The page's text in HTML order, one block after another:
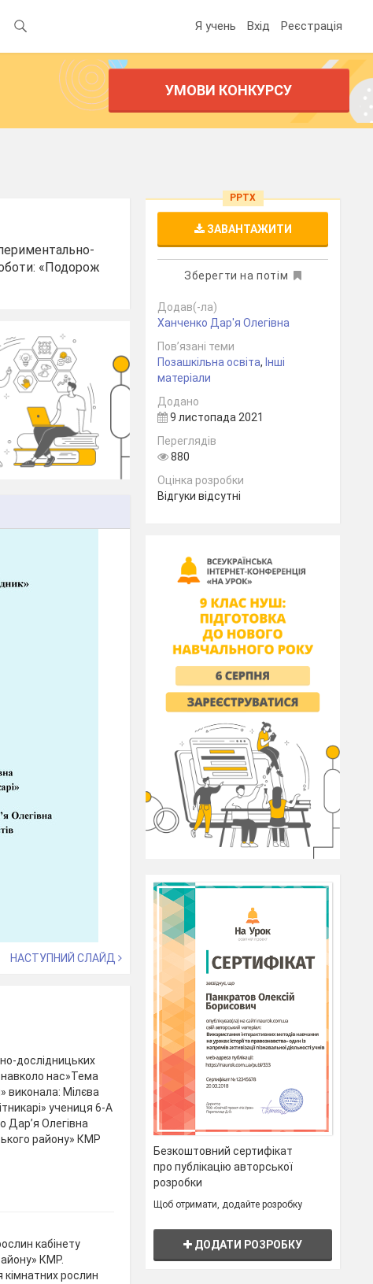
Я учень Вхід Реєстрація
УМОВИ КОНКУРСУ
«Подорож
НАСТУПНИЙ СЛАЙД
дослідницьких
нас»Тема
виконала: Мілєва
учениця 6-А
Дар’я Олегівна
району» КМР
кабінету
КМР.
рослин
PPTX
ЗАВАНТАЖИТИ
Зберегти на потім
Додав(-ла)
Ханченко Дар'я Олегівна
Пов’язані теми
Позашкільна освіта, Інші
матеріали
Додано
9 листопада 2021
Переглядів
880
Оцінка розробки
Відгуки відсутні
Безкоштовний сертифікат
про публікацію авторської
розробки
Щоб отримати, додайте розробку
ДОДАТИ РОЗРОБКУ